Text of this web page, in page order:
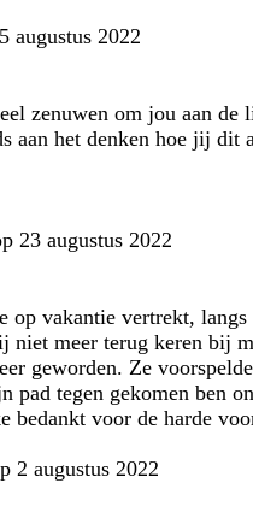
augustus 2022
zenuwen om jou aan
aan het denken hoe jij
23 augustus 2022
op vakantie vertrekt,
niet meer terug keren bij
geworden. Ze
pad tegen gekomen ben
bedankt voor de harde
2 augustus 2022